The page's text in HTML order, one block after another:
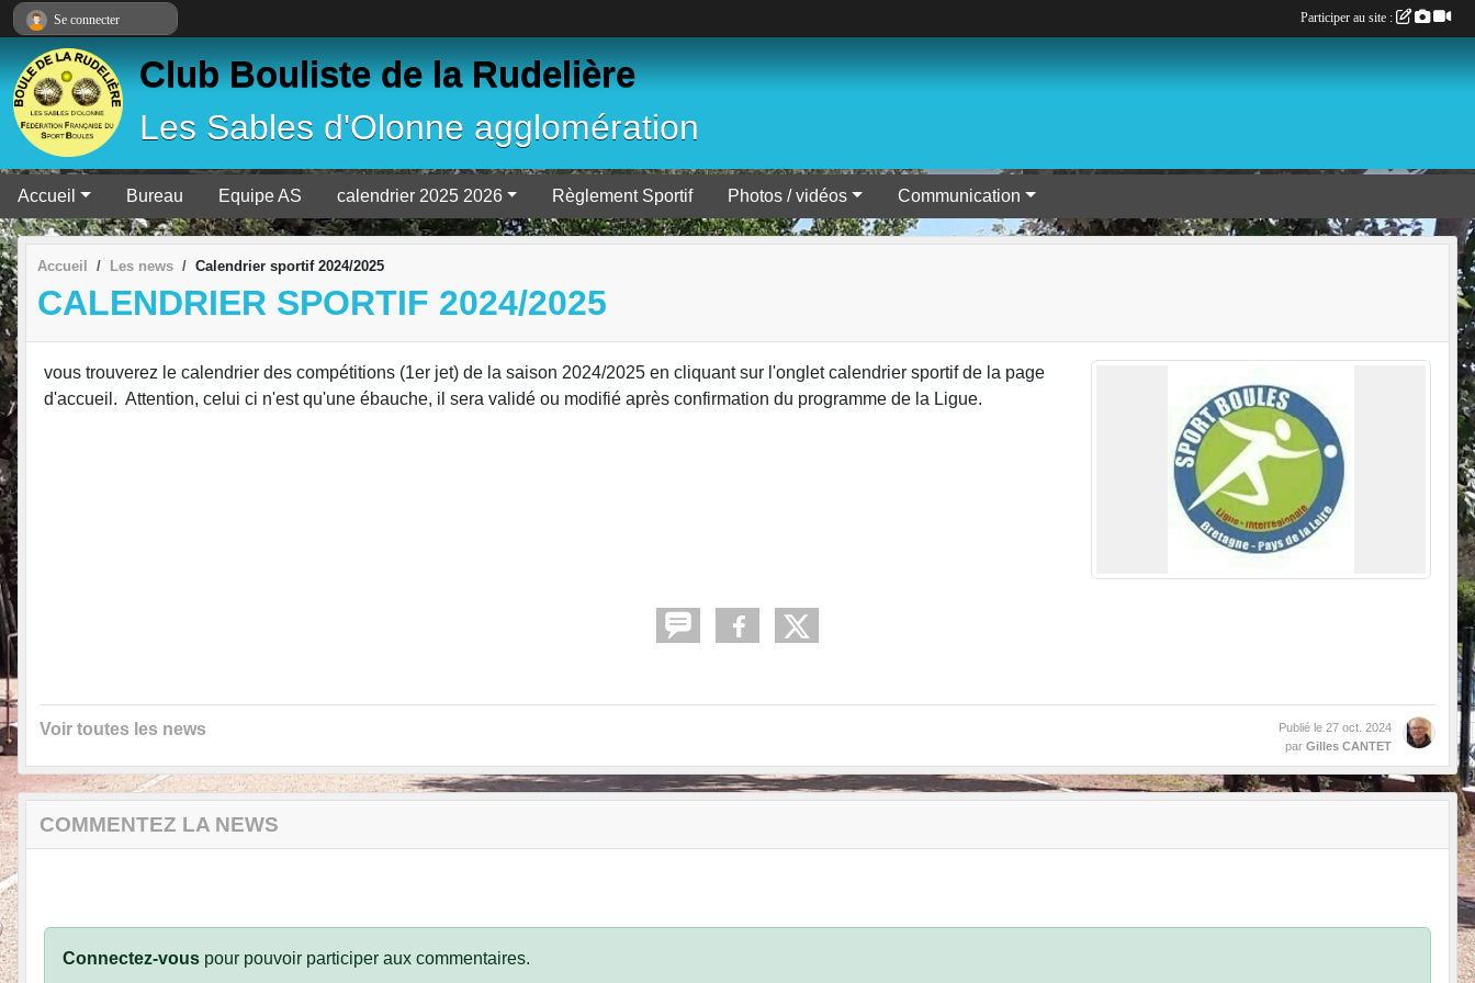
Club Bouliste de la Rudelière
Les Sables d'Olonne agglomération
Accueil Bureau Equipe AS calendrier 2025 2026 Règlement Sportif Photos / vidéos Communication
Accueil Les news Calendrier sportif 2024/2025
CALENDRIER SPORTIF 2024/2025
vous trouverez le calendrier des compétitions (1er jet) de la saison 2024/2025 en cliquant sur l'onglet calendrier sportif de la page
d'accueil. Attention, celui ci n'est qu'une ébauche, il sera validé ou modifié après confirmation du programme de la Ligue.
Voir toutes les news Publié le 27 oct. 2024
par Gilles CANTET
COMMENTEZ LA NEWS
Connectez-vous pour pouvoir participer aux commentaires.
Se connecter Participer au site :
Panneau de gestion des cookies